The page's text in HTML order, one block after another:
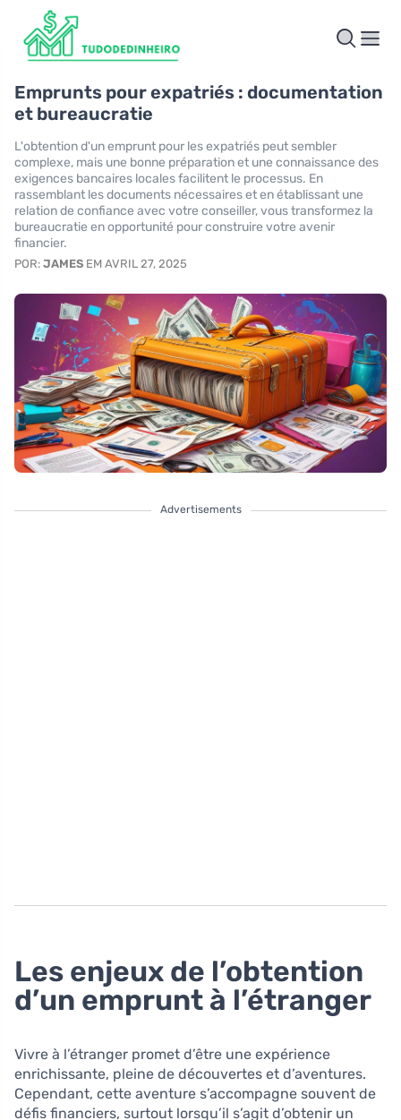
Emprunts pour expatriés : documentation
et bureaucratie
L'obtention d'un emprunt pour les expatriés peut sembler
complexe, mais une bonne préparation et une connaissance des
exigences bancaires locales facilitent le processus. En
rassemblant les documents nécessaires et en établissant une
relation de confiance avec votre conseiller, vous transformez la
bureaucratie en opportunité pour construire votre avenir
financier.
POR: JAMES EM AVRIL 27, 2025
Advertisements
Les enjeux de l’obtention
d’un emprunt à l’étranger
Vivre à l’étranger promet d’être une expérience
enrichissante, pleine de découvertes et d’aventures.
Cependant, cette aventure s’accompagne souvent de
défis financiers, surtout lorsqu’il s’agit d’obtenir un